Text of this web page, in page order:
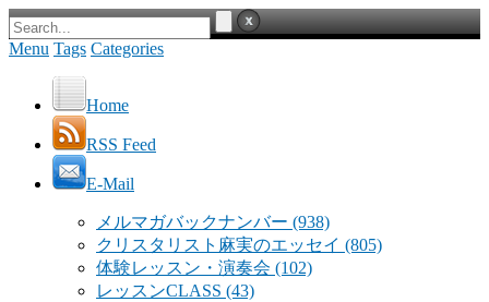
Menu Tags Categories
Home
RSS Feed
E-Mail
メルマガバックナンバー (938)
クリスタリスト麻実のエッセイ (805)
体験レッスン・演奏会 (102)
レッスンCLASS (43)